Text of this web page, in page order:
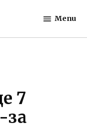
Menu
7
за